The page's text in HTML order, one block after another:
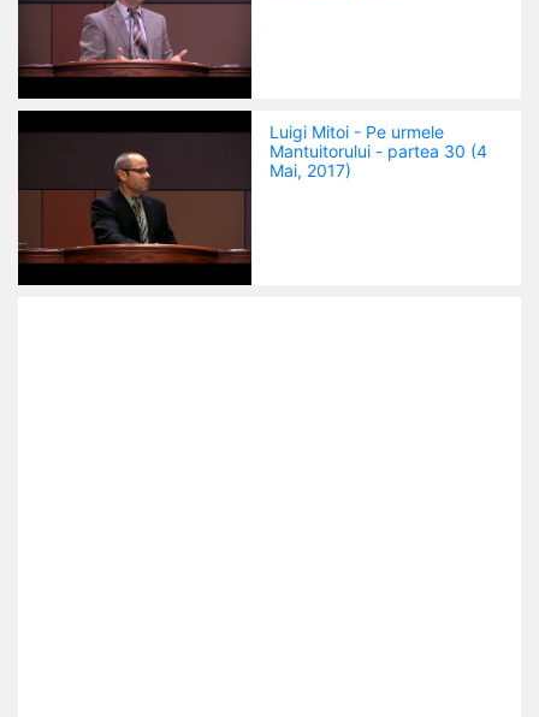
Luigi Mitoi - Pe urmele
Mantuitorului - partea 30 (4
Mai, 2017)